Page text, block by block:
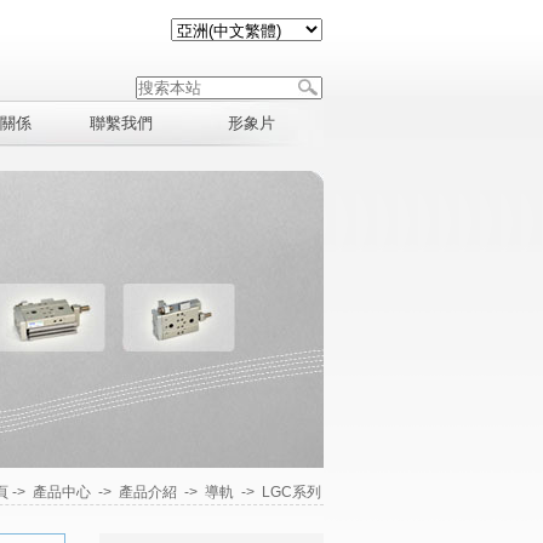
係 聯繫我們 形象片
-> 產品中心-> 產品介紹 -> 導軌-> LGC系列